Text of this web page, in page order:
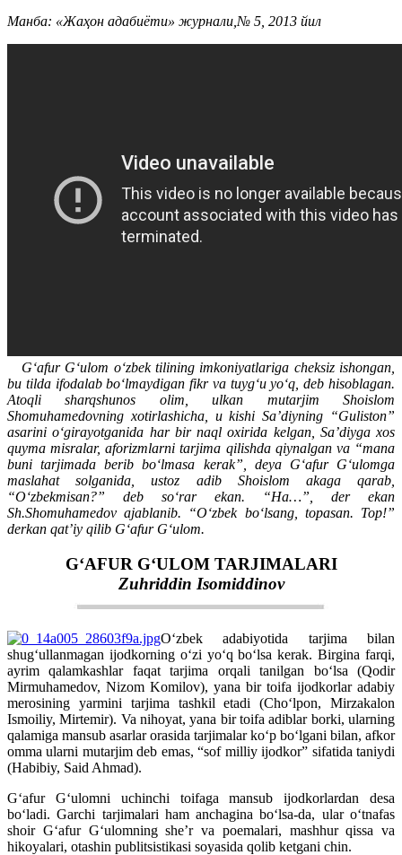
Манба: «Жаҳон адабиёти» журнали,№ 5, 2013 йил
G‘afur G‘ulom o‘zbek tilining imkoniyatlariga cheksiz ishongan,
bu tilda ifodalab bo‘lmaydigan fikr va tuyg‘u yo‘q, deb hisoblagan.
Atoqli sharqshunos olim, ulkan mutarjim Shoislom
Shomuhamedovning xotirlashicha, u kishi Sa’diyning “Guliston”
asarini o‘girayotganida har bir naql oxirida kelgan, Sa’diyga xos
quyma misralar, aforizmlarni tarjima qilishda qiynalgan va “mana
buni tarjimada berib bo‘lmasa kerak”, deya G‘afur G‘ulomga
maslahat solganida, ustoz adib Shoislom akaga qarab,
“O‘zbekmisan?” deb so‘rar ekan. “Ha…”, der ekan
Sh.Shomuhamedov ajablanib. “O‘zbek bo‘lsang, topasan. Top!”
derkan qat’iy qilib G‘afur G‘ulom.
G‘AFUR G‘ULOM TARJIMALARI
Zuhriddin Isomiddinov
O‘zbek adabiyotida tarjima bilan
shug‘ullanmagan ijodkorning o‘zi yo‘q bo‘lsa kerak. Birgina farqi,
ayrim qalamkashlar faqat tarjima orqali tanilgan bo‘lsa (Qodir
Mirmuhamedov, Nizom Komilov), yana bir toifa ijodkorlar adabiy
merosining yarmini tarjima tashkil etadi (Cho‘lpon, Mirzakalon
Ismoiliy, Mirtemir). Va nihoyat, yana bir toifa adiblar borki, ularning
qalamiga mansub asarlar orasida tarjimalar ko‘p bo‘lgani bilan, afkor
omma ularni mutarjim deb emas, “sof milliy ijodkor” sifatida taniydi
(Habibiy, Said Ahmad).
G‘afur G‘ulomni uchinchi toifaga mansub ijodkorlardan desa
bo‘ladi. Garchi tarjimalari ham anchagina bo‘lsa-da, ular o‘tnafas
shoir G‘afur G‘ulomning she’r va poemalari, mashhur qissa va
hikoyalari, otashin publitsistikasi soyasida qolib ketgani chin.